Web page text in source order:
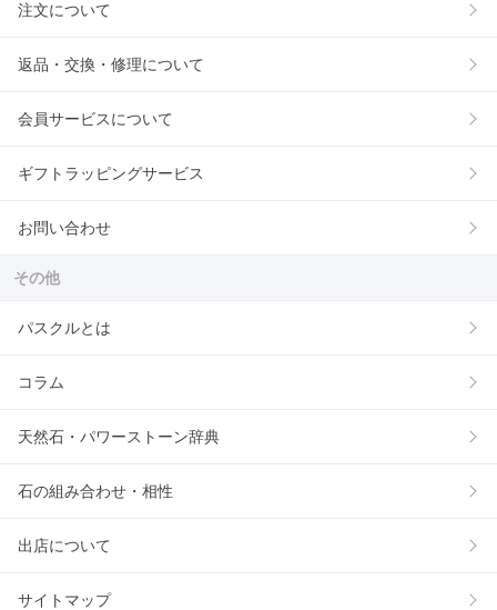
注文について
返品・交換・修理について
会員サービスについて
ギフトラッピングサービス
お問い合わせ
その他
パスクルとは
コラム
天然石・パワーストーン辞典
石の組み合わせ・相性
出店について
サイトマップ